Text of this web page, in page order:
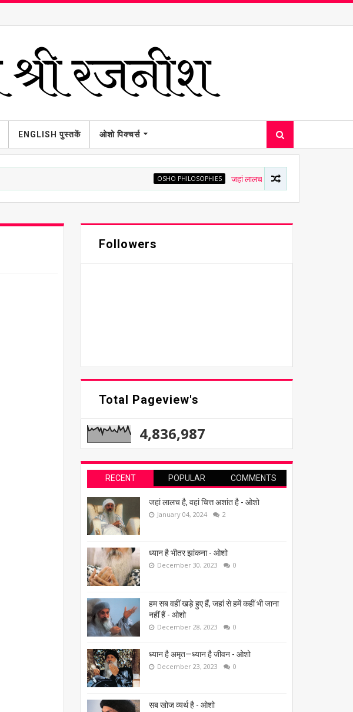
ENGLISH पुस्तकें ओशो पिक्चर्स
OSHO PHILOSOPHIES जहां लालच है, वहां चित्त अशांत है - ओशो
Followers
Total Pageview's
4,836,987
RECENT POPULAR COMMENTS
जहां लालच है, वहां चित्त अशांत है - ओशो
January 04, 2024 2
ध्यान है भीतर झांकना - ओशो
December 30, 2023 0
हम सब वहीं खड़े हुए हैं, जहां से हमें कहीं भी जाना
नहीं हैं - ओशो
December 28, 2023 0
ध्यान है अमृत—ध्यान है जीवन - ओशो
December 23, 2023 0
सब खोज व्यर्थ है - ओशो